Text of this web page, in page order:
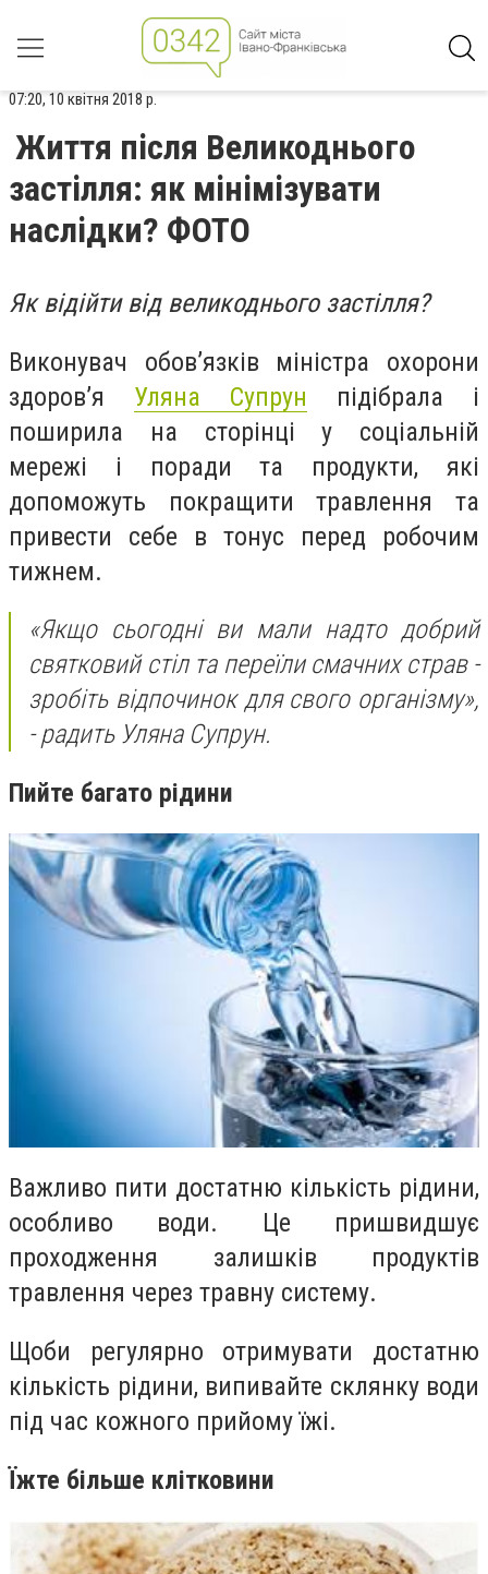
07:20, 10 квітня 2018 р.
Життя після Великоднього
застілля: як мінімізувати
наслідки? ФОТО
Як відійти від великоднього застілля?
Виконувач обов’язків міністра охорони
здоров’я Уляна Супрун підібрала і
поширила на сторінці у соціальній
мережі і поради та продукти, які
допоможуть покращити травлення та
привести себе в тонус перед робочим
тижнем.
«Якщо сьогодні ви мали надто добрий
святковий стіл та переїли смачних страв -
зробіть відпочинок для свого організму»,
- радить Уляна Супрун.
Пийте багато рідини
Важливо пити достатню кількість рідини,
особливо води. Це пришвидшує
проходження залишків продуктів
травлення через травну систему.
Щоби регулярно отримувати достатню
кількість рідини, випивайте склянку води
під час кожного прийому їжі.
Їжте більше клітковини